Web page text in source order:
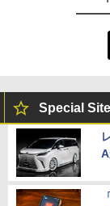
Special Site